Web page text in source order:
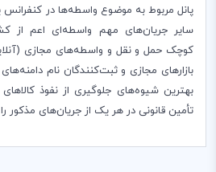
پانل مربوط به موضوع واسطه‌ها در کنفرانس
سایر جریان‌های مهم واسطه‌ای اعم از
کوچک حمل و نقل و واسطه‌های مجازی
بازارهای مجازی و ثبت‌کنندگان نام دامنه‌های
بهترین شیوه‌های جلوگیری از نفوذ
تأمین قانونی در هر یک از جریان‌های مذکور را